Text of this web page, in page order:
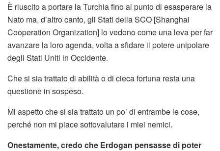
È riuscito a portare la Turchia fino al punto di esasperare la
Nato ma, d’altro canto, gli Stati della SCO [Shanghai
Cooperation Organization] lo vedono come una leva per far
avanzare la loro agenda, volta a sfidare il potere unipolare
degli Stati Uniti in Occidente.
Che si sia trattato di abilità o di cieca fortuna resta una
questione in sospeso.
Mi aspetto che si sia trattato un po’ di entrambe le cose,
perché non mi piace sottovalutare i miei nemici.
Onestamente, credo che Erdogan pensasse di poter